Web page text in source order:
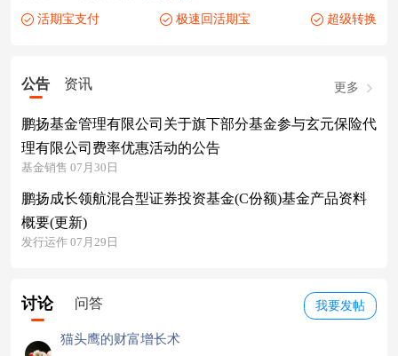
活期宝支付 极速回活期宝 超级转换
公告 资讯 更多
鹏扬基金管理有限公司关于旗下部分基金参与玄元保险代
理有限公司费率优惠活动的公告
基金销售 07月30日
鹏扬成长领航混合型证券投资基金(C份额)基金产品资料
概要(更新)
发行运作 07月29日
我要发帖
讨论 问答
猫头鹰的财富增长术